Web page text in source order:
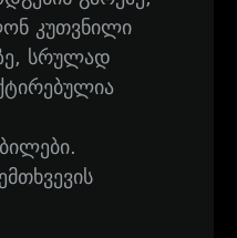
კუთვნილი
სრულად